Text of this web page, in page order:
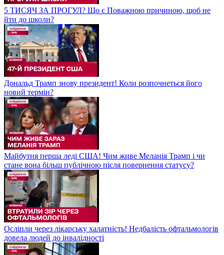
5 ТИСЯЧ ЗА ПРОГУЛ? Що є Поважною причиною, щоб не
йти до школи?
Дональд Трамп знову президент! Коли розпочнеться його
новий термін?
Майбутня перша леді США! Чим живе Меланія Трамп і чи
стане вона більш публічною після повернення статусу?
Осліпли через лікарську халатність! Недбалість офтальмологів
довела людей до інвалідності